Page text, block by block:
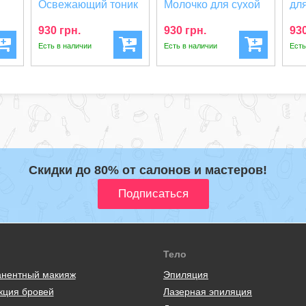
Освежающий тоник
Lotio...
930 грн.
Есть в наличии
Молочко для сухой
930 грн.
Есть в наличии
Скидки до 80% от салонов и мастеров!
макияж
бровей
Тело
Эпиляция
Лазерная эпиляция